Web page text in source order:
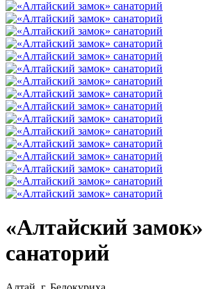
«Алтайский замок»
санаторий